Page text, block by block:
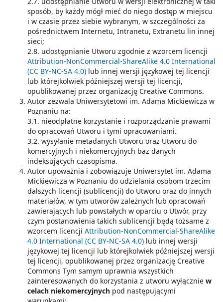
sposób, by każdy mógł mieć do niego dostęp w miejscu
i w czasie przez siebie wybranym, w szczególności za
pośrednictwem Internetu, Intranetu, Extranetu lin innej
sieci;
2.8. udostępnianie Utworu zgodnie z wzorcem licencji
Attribution-NonCommercial-ShareAlike 4.0 International
(CC BY-NC-SA 4.0) lub innej wersji językowej tej licencji
lub którejkolwiek późniejszej wersji tej licencji,
opublikowanej przez organizację Creative Commons.
Autor zezwala Uniwersytetowi im. Adama Mickiewicza w
Poznaniu na:
3.1. nieodpłatne korzystanie i rozporządzanie prawami
do opracowań Utworu i tymi opracowaniami.
3.2. wysyłanie metadanych Utworu oraz Utworu do
komercyjnych i niekomercyjnych baz danych
indeksujących czasopisma.
Autor upoważnia i zobowiązuje Uniwersytet im. Adama
Mickiewicza w Poznaniu do udzielania osobom trzecim
dalszych licencji (sublicencji) do Utworu oraz do innych
materiałów, w tym utworów zależnych lub opracowań
zawierających lub powstałych w oparciu o Utwór, przy
czym postanowienia takich sublicencji będą tożsame z
wzorcem licencji Attribution-NonCommercial-ShareAlike
4.0 International (CC BY-NC-SA 4.0) lub innej wersji
językowej tej licencji lub którejkolwiek późniejszej wersji
tej licencji, opublikowanej przez organizację Creative
Commons Tym samym uprawnia wszystkich
zainteresowanych do korzystania z utworu wyłącznie w
celach niekomercyjnych pod następującymi